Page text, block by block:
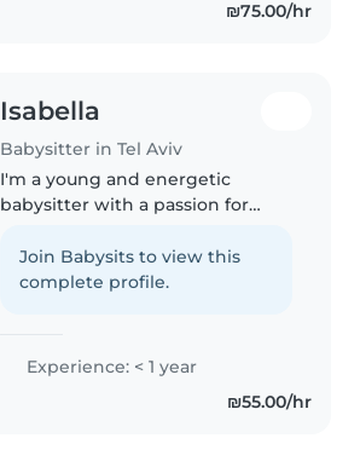
₪75.00/hr
Isabella
Babysitter in Tel Aviv
I'm a young and energetic
babysitter with a passion for
teenagers. I'm fluent in English,
French, and Spanish, and I love
Join Babysits to view this
complete profile.
Experience: < 1 year
₪55.00/hr